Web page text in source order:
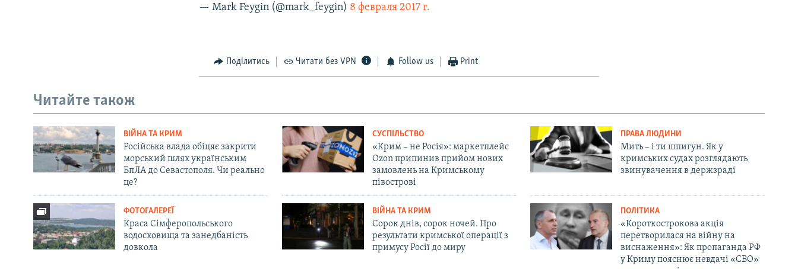
— Mark Feygin (@mark_feygin) 8 февраля 2017 г.
Поділитись Читати без VPN Follow us Print
Читайте також
ВІЙНА ТА КРИМ
Російська влада обіцяє закрити
морський шлях українським
БпЛА до Севастополя. Чи реально
це?
СУСПІЛЬСТВО
«Крим – не Росія»: маркетплейс
Ozon припинив прийом нових
замовлень на Кримському
півострові
ПРАВА ЛЮДИНИ
Мить – і ти шпигун. Як у
кримських судах розглядають
звинувачення в держзраді
ФОТОГАЛЕРЕЇ
Краса Сімферопольського
водосховища та занедбаність
довкола
ВІЙНА ТА КРИМ
Сорок днів, сорок ночей. Про
результати кримської операції з
примусу Росії до миру
ПОЛІТИКА
«Короткострокова акція
перетворилася на війну на
виснаження»: Як пропаганда РФ
у Криму пояснює невдачі «СВО»